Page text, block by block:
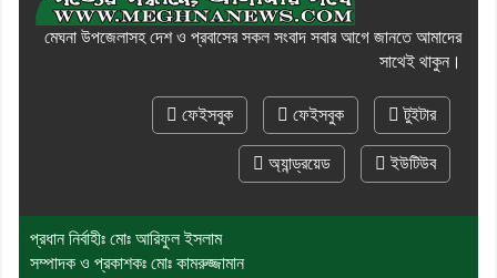
মেঘনা উপজেলাসহ দেশ ও প্রবাসের সকল সংবাদ সবার আগে জানতে আমাদের
সাথেই থাকুন।
ফেইসবুক ফেইসবুক টুইটার
অ্যান্ড্রয়েড ইউটিউব
প্রধান নির্বাহীঃ মোঃ আরিফুল ইসলাম
সম্পাদক ও প্রকাশকঃ মোঃ কামরুজ্জামান